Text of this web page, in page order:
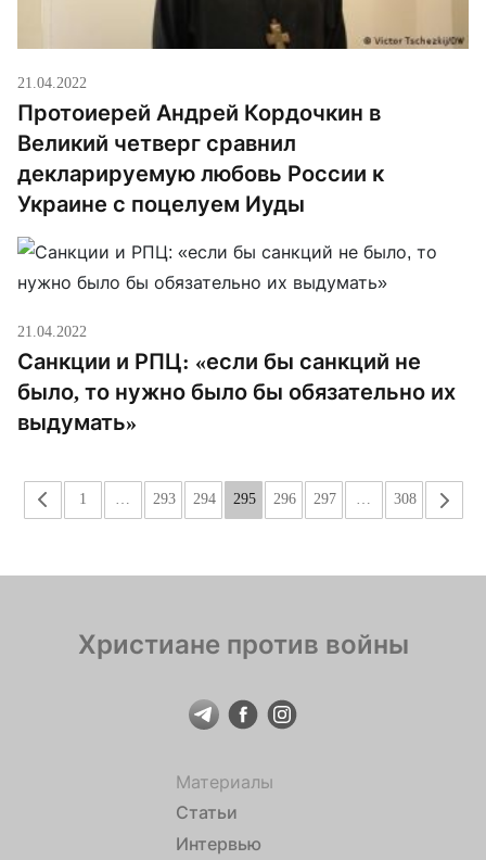
21.04.2022
Протоиерей Андрей Кордочкин в
Великий четверг сравнил
декларируемую любовь России к
Украине с поцелуем Иуды
21.04.2022
Санкции и РПЦ: «если бы санкций не
было, то нужно было бы обязательно их
выдумать»
« 1 293 294 295 296 297 308 »
Христиане против войны
Материалы
Статьи
Интервью